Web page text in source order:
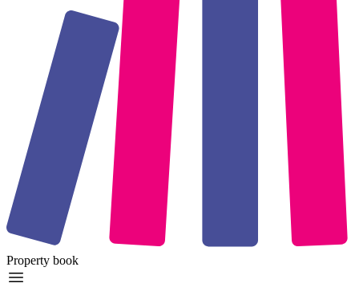
Property book